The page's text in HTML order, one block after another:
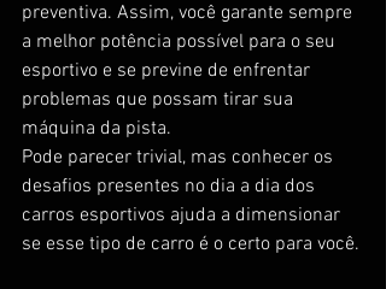
preventiva. Assim, você garante sempre
a melhor potência possível para o seu
esportivo e se previne de enfrentar
problemas que possam tirar sua
máquina da pista.
Pode parecer trivial, mas conhecer os
desafios presentes no dia a dia dos
carros esportivos ajuda a dimensionar
se esse tipo de carro é o certo para você.